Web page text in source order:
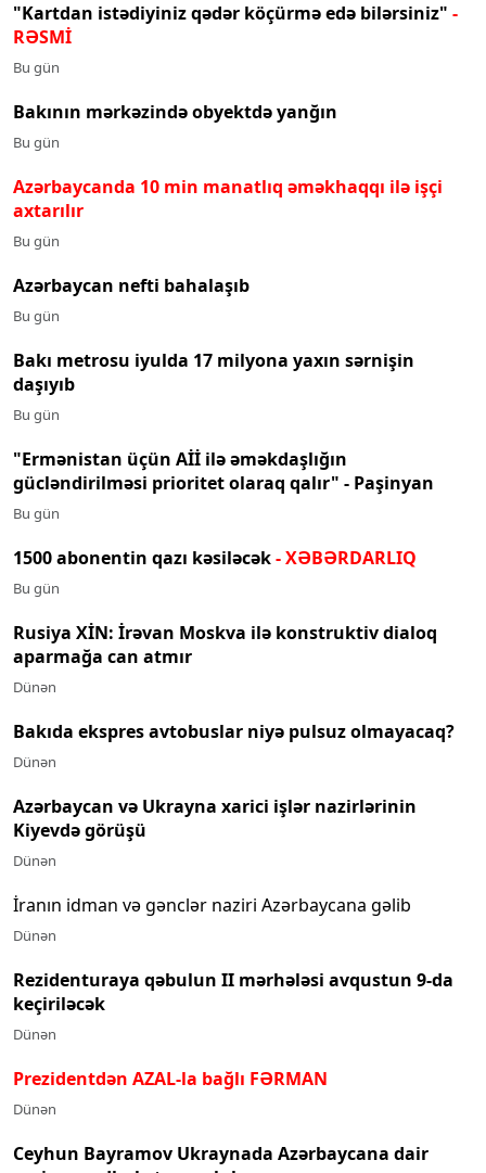
"Kartdan istədiyiniz qədər köçürmə edə bilərsiniz" -
RƏSMİ
Bu gün
Bakının mərkəzində obyektdə yanğın
Bu gün
Azərbaycanda 10 min manatlıq əməkhaqqı ilə işçi
axtarılır
Bu gün
Azərbaycan nefti bahalaşıb
Bu gün
Bakı metrosu iyulda 17 milyona yaxın sərnişin
daşıyıb
Bu gün
"Ermənistan üçün Aİİ ilə əməkdaşlığın
gücləndirilməsi prioritet olaraq qalır" - Paşinyan
Bu gün
1500 abonentin qazı kəsiləcək- XƏBƏRDARLIQ
Bu gün
Rusiya XİN: İrəvan Moskva ilə konstruktiv dialoq
aparmağa can atmır
Dünən
Bakıda ekspres avtobuslar niyə pulsuz olmayacaq?
Dünən
Azərbaycan və Ukrayna xarici işlər nazirlərinin
Kiyevdə görüşü
Dünən
İranın idman və gənclər naziri Azərbaycana gəlib
Dünən
Rezidenturaya qəbulun II mərhələsi avqustun 9-da
keçiriləcək
Dünən
Prezidentdən AZAL-la bağlı FƏRMAN
Dünən
Ceyhun Bayramov Ukraynada Azərbaycana dair